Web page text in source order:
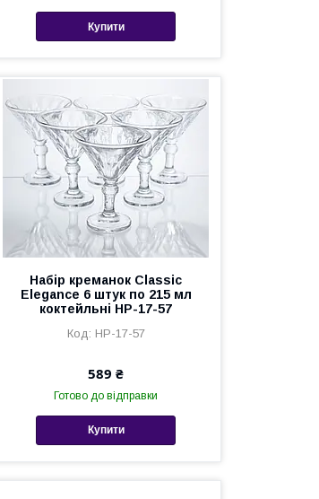
Купити
Набір креманок Classic
Elegance 6 штук по 215 мл
коктейльні HP-17-57
HP-17-57
589 ₴
Готово до відправки
Купити